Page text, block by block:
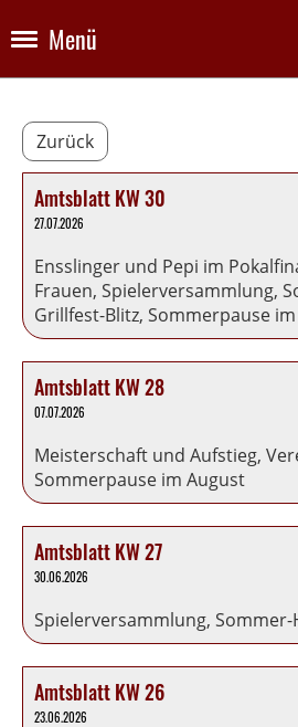
Menü
Zurück
Amtsblatt KW 30
27.07.2026
Ensslinger und Pepi im
Frauen, Spielerversammlung,
Grillfest-Blitz, Sommerpause
Amtsblatt KW 28
07.07.2026
Meisterschaft und Aufstieg,
Sommerpause im August
Amtsblatt KW 27
30.06.2026
Spielerversammlung, Sommer-
Amtsblatt KW 26
23.06.2026